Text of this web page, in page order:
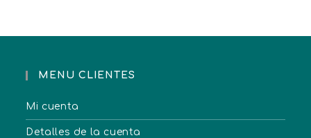
MENU CLIENTES
Mi cuenta
Detalles de la cuenta